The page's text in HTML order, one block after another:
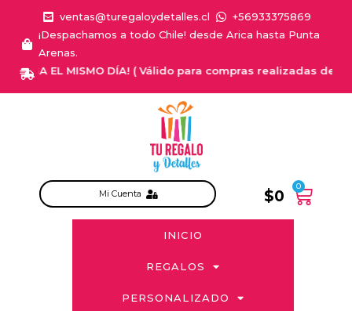
ventas@turegaloydetalles.cl
+56933375869
¡Despachamos a todo Chile! desde Arica hasta Punta
Arenas.
EL MISMO DÍA! ( Válido para compras realizadas de
Mi Cuenta $0
0
INICIO
REGALOS
PERSONALIZADO